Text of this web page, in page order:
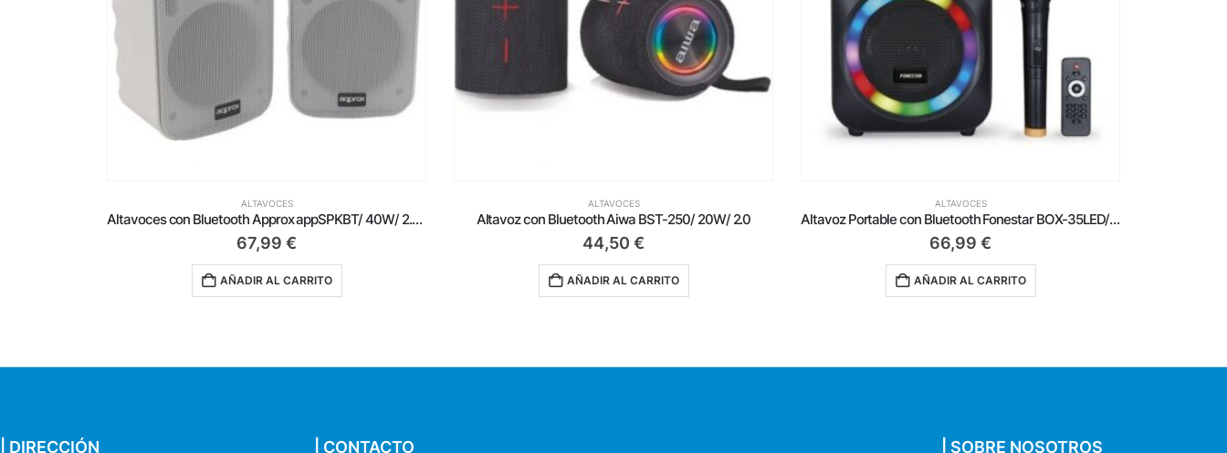
ALTAVOCES
Altavoces con Bluetooth Approx appSPKBT/ 40W/ 2.0/ Blancos
67,99 €
AÑADIR AL CARRITO
ALTAVOCES
Altavoz con Bluetooth Aiwa BST-250/ 20W/ 2.0
44,50 €
AÑADIR AL CARRITO
ALTAVOCES
Altavoz Portable con Bluetooth Fonestar BOX-35LED/ 35W/ 1.0
66,99 €
AÑADIR AL CARRITO
| DIRECCIÓN | CONTACTO | SOBRE NOSOTROS